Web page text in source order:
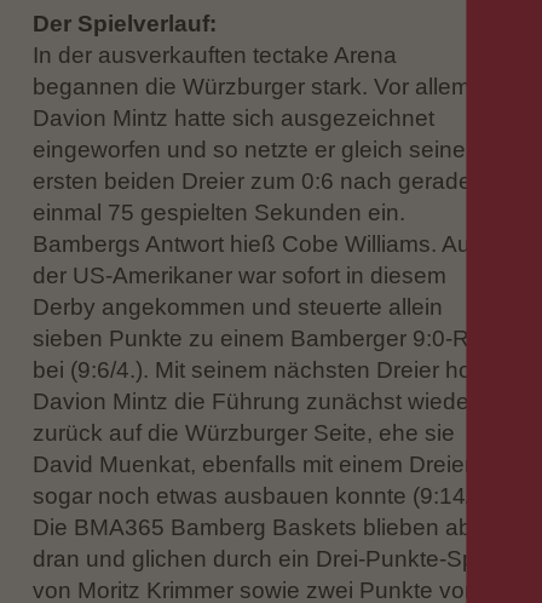
Der Spielverlauf:
In der ausverkauften tectake Arena
begannen die Würzburger stark. Vor allem
Davion Mintz hatte sich ausgezeichnet
eingeworfen und so netzte er gleich seine
ersten beiden Dreier zum 0:6 nach gerade
einmal 75 gespielten Sekunden ein.
Bambergs Antwort hieß Cobe Williams. Auch
der US-Amerikaner war sofort in diesem
Derby angekommen und steuerte allein
sieben Punkte zu einem Bamberger 9:0-Run
bei (9:6/4.). Mit seinem nächsten Dreier holte
Davion Mintz die Führung zunächst wieder
zurück auf die Würzburger Seite, ehe sie
David Muenkat, ebenfalls mit einem Dreier,
sogar noch etwas ausbauen konnte (9:14/6.).
Die BMA365 Bamberg Baskets blieben aber
dran und glichen durch ein Drei-Punkte-Spiel
von Moritz Krimmer sowie zwei Punkte von